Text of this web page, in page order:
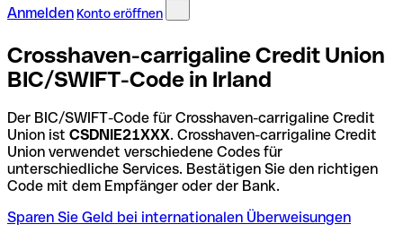
Anmelden Konto eröffnen
Crosshaven-carrigaline Credit Union
BIC/SWIFT-Code in Irland
Der BIC/SWIFT-Code für Crosshaven-carrigaline Credit
Union ist CSDNIE21XXX. Crosshaven-carrigaline Credit
Union verwendet verschiedene Codes für
unterschiedliche Services. Bestätigen Sie den richtigen
Code mit dem Empfänger oder der Bank.
Sparen Sie Geld bei internationalen Überweisungen